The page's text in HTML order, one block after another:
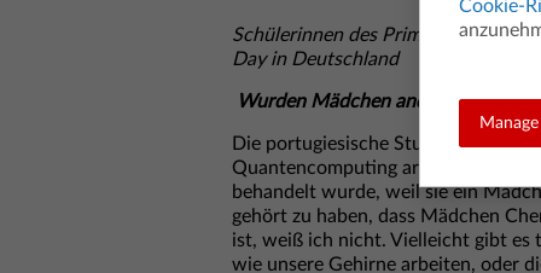
Schülerinnen des Primo-Levi-
Day in Deutschland
Wurden Mädchen anders
Die portugiesische Studentin Ana
Quantencomputing arbeitet, hatte
behandelt wurde, weil sie ein
gehört zu haben, dass Mädchen
ist, weiß ich nicht. Vielleicht gibt es
wie unsere Gehirne arbeiten, oder
Cookie-